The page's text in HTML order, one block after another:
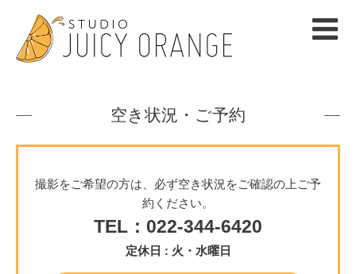
空き状況・ご予約
撮影をご希望の方は、必ず空き状況をご確認の上ご予
約ください。
TEL：022-344-6420
定休日 : 火・水曜日